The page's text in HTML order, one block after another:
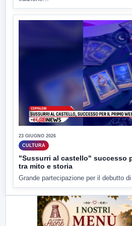
23 GIUGNO 2026
CULTURA
"Sussurri al castello" successo
tra mito e storia
Grande partecipazione per il debutto